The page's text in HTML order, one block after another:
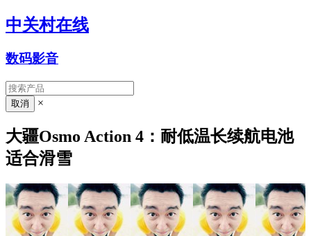
中关村在线
数码影音
×
大疆Osmo Action 4：耐低温长续航电池
适合滑雪